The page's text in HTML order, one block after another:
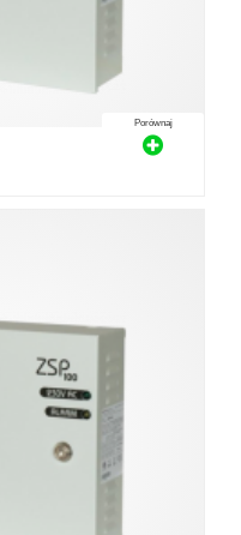
Porównaj